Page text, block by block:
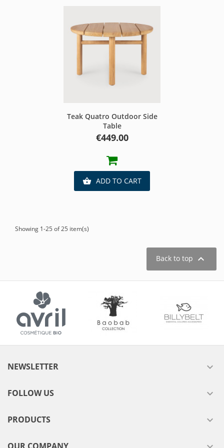
Teak Quatro Outdoor Side
Table
Price
€449.00
 ADD TO CART
Showing 1-25 of 25 item(s)
Back to top 
NEWSLETTER 
FOLLOW US 
PRODUCTS 